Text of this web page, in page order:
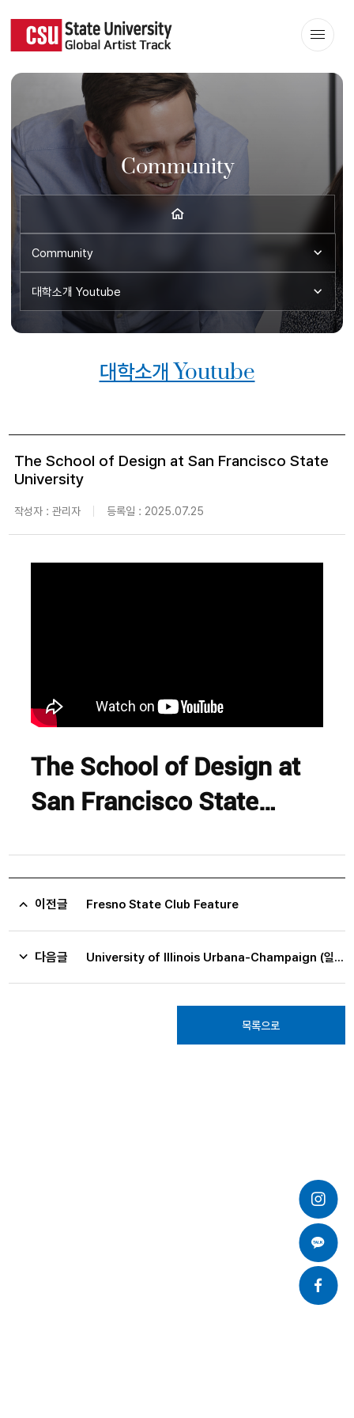
Community
Community
대학소개 Youtube
대학소개 Youtube
The School of Design at San Francisco State
University
작성자 : 관리자 등록일 : 2025.07.25
The School of Design at
San Francisco State
이전글 Fresno State Club Feature
다음글 University of Illinois Urbana-Champaign (일리노이 주립대학교)
목록으로